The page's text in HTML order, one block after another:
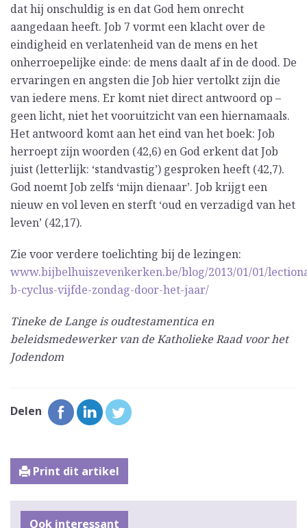
dat hij onschuldig is en dat God hem onrecht
aangedaan heeft. Job 7 vormt een klacht over de
eindigheid en verlatenheid van de mens en het
onherroepelijke einde: de mens daalt af in de dood. De
ervaringen en angsten die Job hier vertolkt zijn die
van iedere mens. Er komt niet direct antwoord op –
geen licht, niet het vooruitzicht van een hiernamaals.
Het antwoord komt aan het eind van het boek: Job
herroept zijn woorden (42,6) en God erkent dat Job
juist (letterlijk: ‘standvastig’) gesproken heeft (42,7).
God noemt Job zelfs ‘mijn dienaar’. Job krijgt een
nieuw en vol leven en sterft ‘oud en verzadigd van het
leven’ (42,17).
Zie voor verdere toelichting bij de lezingen:
www.bijbelhuiszevenkerken.be/blog/2013/01/01/
b-cyclus-vijfde-zondag-door-het-jaar/
Tineke de Lange is oudtestamentica en
beleidsmedewerker van de Katholieke Raad voor het
Jodendom
Delen
Print dit artikel
Ook interessant